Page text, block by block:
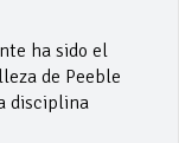
ha sido el
de Peeble
disciplina